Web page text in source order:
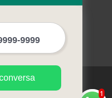
site
de direitos autorais.
9610 de 19/02/1998)
1